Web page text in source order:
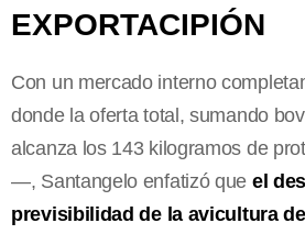
EXPORTACIPIÓN
Con un mercado interno
donde la oferta total, sumando
alcanza los 143 kilogramos de
—, Santangelo enfatizó que el
previsibilidad de la avicultura